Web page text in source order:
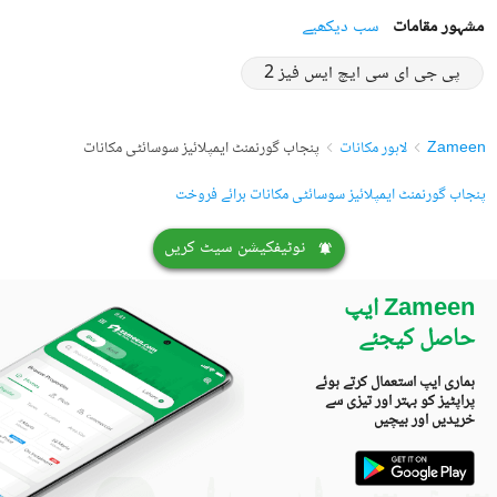
مشہور مقامات سب دیکھیے
پی جی ای سی ایچ ایس فیز 2
Zameen لاہور مکانات
پنجاب گورنمنٹ ایمپلائیز سوسائٹی مکانات
پنجاب گورنمنٹ ایمپلائیز سوسائٹی مکانات برائے فروخت
نوٹیفکیشن سیٹ کریں
Zameen ایپ
حاصل کیجئے
ہماری ایپ استعمال کرتے ہوئے
پراپٹیز کو بہتر اور تیزی سے
خریدیں اور بیچیں